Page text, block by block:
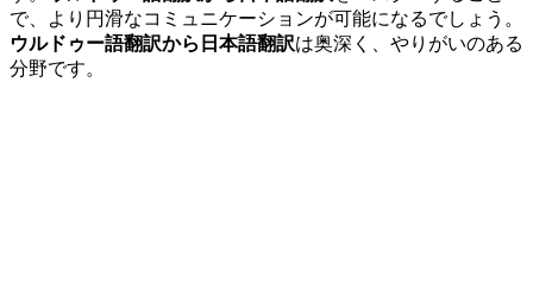
で、より円滑なコミュニケーションが可能になるでしょう。
ウルドゥー語翻訳から日本語翻訳は奥深く、やりがいのある
分野です。